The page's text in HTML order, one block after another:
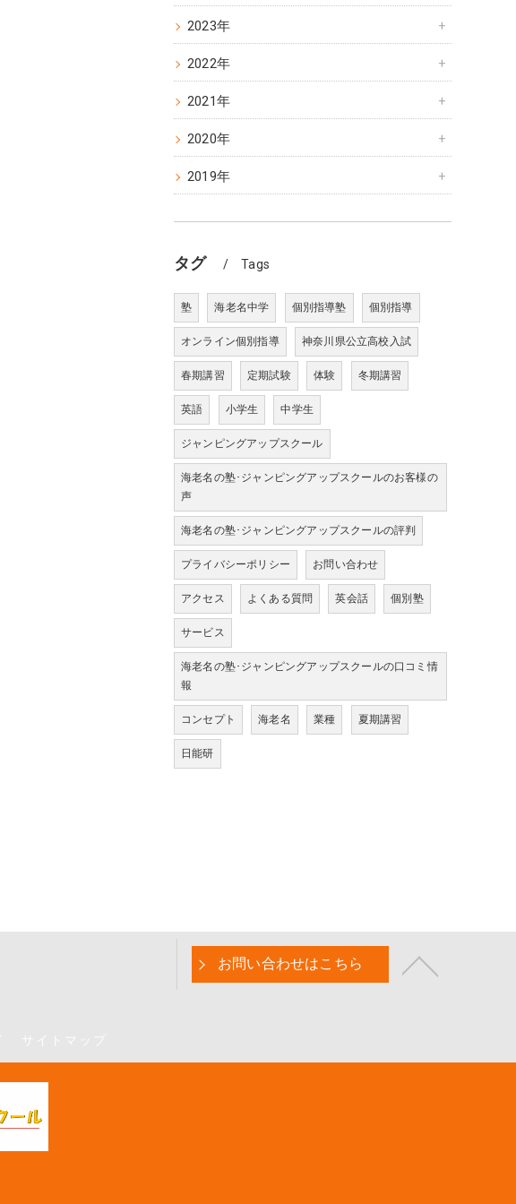
2023年
2022年
2021年
2020年
2019年
タグ Tags
塾 海老名中学 個別指導塾 個別指導
オンライン個別指導 神奈川県公立高校入試
春期講習 定期試験 体験 冬期講習
英語 小学生 中学生
ジャンピングアップスクール
海老名の塾･ジャンピングアップスクールのお客様の
声
海老名の塾･ジャンピングアップスクールの評判
プライバシーポリシー お問い合わせ
アクセス よくある質問 英会話 個別塾
サービス
海老名の塾･ジャンピングアップスクールの口コミ情
報
コンセプト 海老名 業種 夏期講習
日能研
お問い合わせはこちら
サイトマップ